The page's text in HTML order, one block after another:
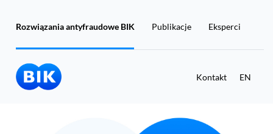
Rozwiązania antyfraudowe BIK Publikacje Eksperci
Kontakt
EN